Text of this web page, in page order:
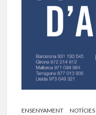
ENSENYAMENT NOTÍCIES